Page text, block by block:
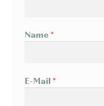
Name *
E-Mail *